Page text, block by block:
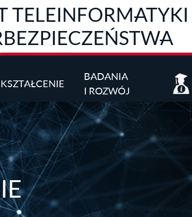
TELEINFORMATYKI
KSZTAŁCENIE
BADANIA
I ROZWÓJ